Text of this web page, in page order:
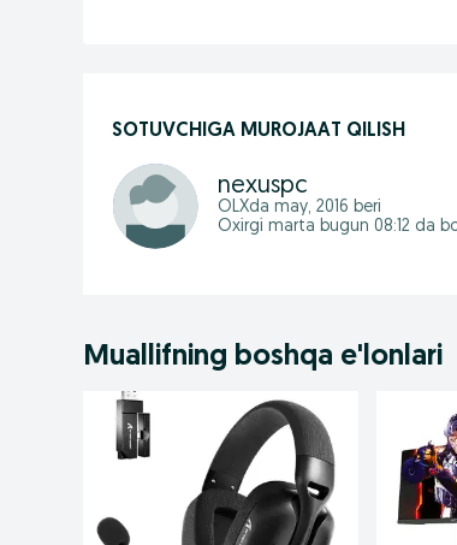
SOTUVCHIGA MUROJAAT QILISH
nexuspc
OLXda may, 2016 beri
Oxirgi marta bugun 08:12 da
Muallifning boshqa e'lonlari